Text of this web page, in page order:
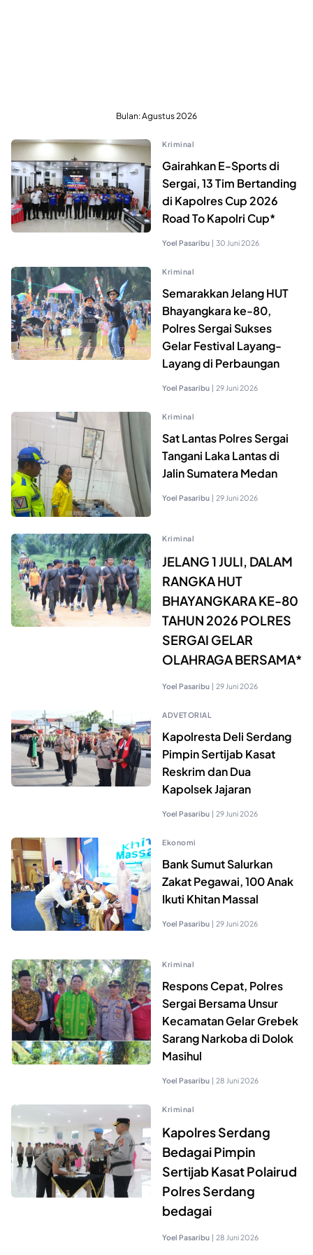
Bulan:Agustus 2026
Kriminal
Gairahkan E-Sports di
Sergai, 13 Tim Bertanding
di Kapolres Cup 2026
Road To Kapolri Cup*
Yoel Pasaribu | 30 Juni 2026
Kriminal
Semarakkan Jelang HUT
Bhayangkara ke-80,
Polres Sergai Sukses
Gelar Festival Layang-
Layang di Perbaungan
Yoel Pasaribu | 29 Juni 2026
Kriminal
Sat Lantas Polres Sergai
Tangani Laka Lantas di
Jalin Sumatera Medan
Yoel Pasaribu | 29 Juni 2026
Kriminal
JELANG 1 JULI, DALAM
RANGKA HUT
BHAYANGKARA KE-80
TAHUN 2026 POLRES
SERGAI GELAR
OLAHRAGA BERSAMA*
Yoel Pasaribu | 29 Juni 2026
ADVETORIAL
Kapolresta Deli Serdang
Pimpin Sertijab Kasat
Reskrim dan Dua
Kapolsek Jajaran
Yoel Pasaribu | 29 Juni 2026
Ekonomi
Bank Sumut Salurkan
Zakat Pegawai, 100 Anak
Ikuti Khitan Massal
Yoel Pasaribu | 29 Juni 2026
Kriminal
Respons Cepat, Polres
Sergai Bersama Unsur
Kecamatan Gelar Grebek
Sarang Narkoba di Dolok
Masihul
Yoel Pasaribu | 28 Juni 2026
Kriminal
Kapolres Serdang
Bedagai Pimpin
Sertijab Kasat Polairud
Polres Serdang
bedagai
Yoel Pasaribu | 28 Juni 2026